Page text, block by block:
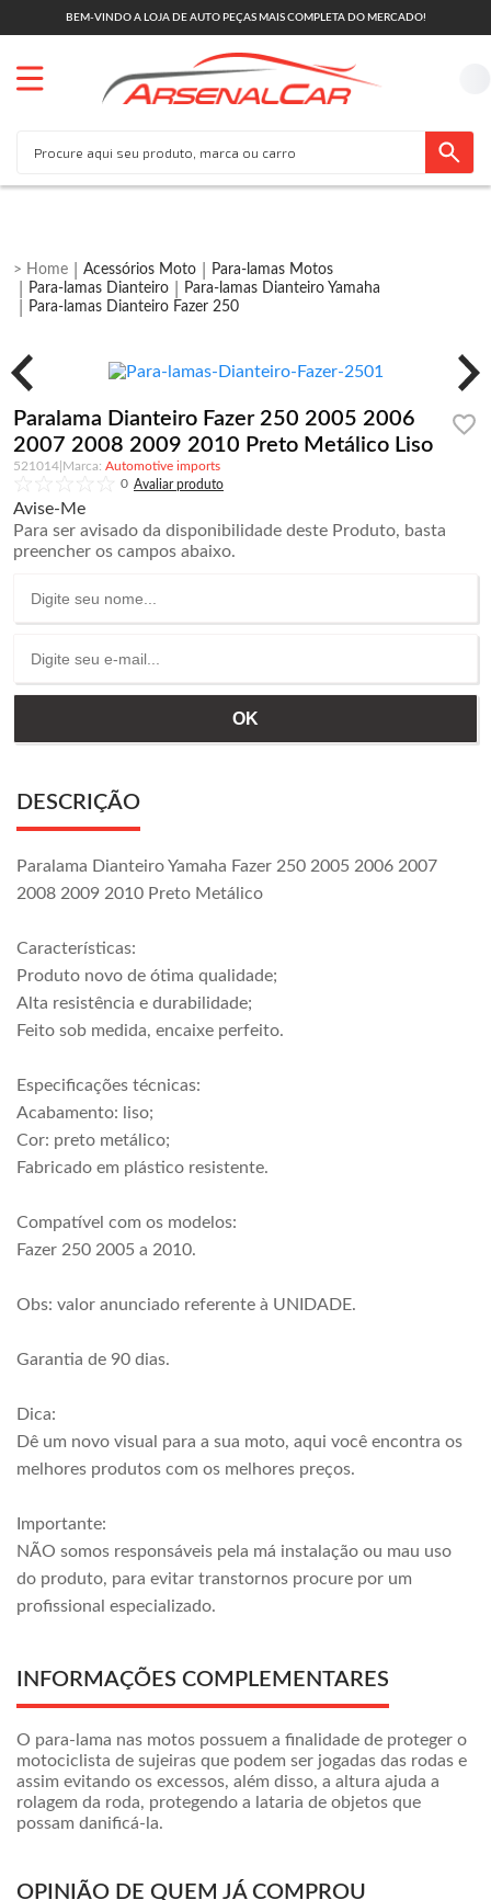
BEM-VINDO A LOJA DE AUTO PEÇAS MAIS COMPLETA DO MERCADO!
Acessórios Moto
Para-lamas Motos
Para-lamas Dianteiro
Para-lamas Dianteiro Yamaha
Para-lamas Dianteiro Fazer 250
Paralama Dianteiro Fazer 250 2005 2006
2007 2008 2009 2010 Preto Metálico Liso
521014
Automotive imports
0
Avise-Me
Para ser avisado da disponibilidade deste Produto, basta
preencher os campos abaixo.
DESCRIÇÃO
Paralama Dianteiro Yamaha Fazer 250 2005 2006 2007
2008 2009 2010 Preto Metálico
Características:
Produto novo de ótima qualidade;
Alta resistência e durabilidade;
Feito sob medida, encaixe perfeito.
Especificações técnicas:
Acabamento: liso;
Cor: preto metálico;
Fabricado em plástico resistente.
Compatível com os modelos:
Fazer 250 2005 a 2010.
Obs: valor anunciado referente à UNIDADE.
Garantia de 90 dias.
Dica:
Dê um novo visual para a sua moto, aqui você encontra os
melhores produtos com os melhores preços.
Importante:
NÃO somos responsáveis pela má instalação ou mau uso
do produto, para evitar transtornos procure por um
profissional especializado.
INFORMAÇÕES COMPLEMENTARES
O para-lama nas motos possuem a finalidade de proteger o
motociclista de sujeiras que podem ser jogadas das rodas e
assim evitando os excessos, além disso, a altura ajuda a
rolagem da roda, protegendo a lataria de objetos que
possam danificá-la.
OPINIÃO DE QUEM JÁ COMPROU